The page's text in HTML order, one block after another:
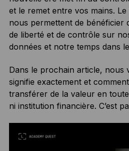
et le remet entre vos mains.
nous permettent de bénéficier
de liberté et de contrôle sur
données et notre temps dans
Dans le prochain article, nous
signifie exactement et
transférer de la valeur en
ni institution financière. C’est